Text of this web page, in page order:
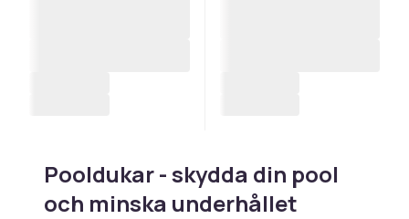
Pooldukar - skydda din pool
och minska underhållet